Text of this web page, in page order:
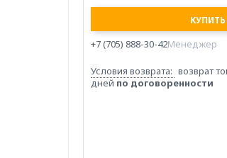
КУПИТЬ
+7 (705) 888-30-42Менеджер
возврат
дней по договоренности